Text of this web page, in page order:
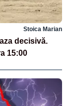
Stoica Marian
decisivă.
15:00